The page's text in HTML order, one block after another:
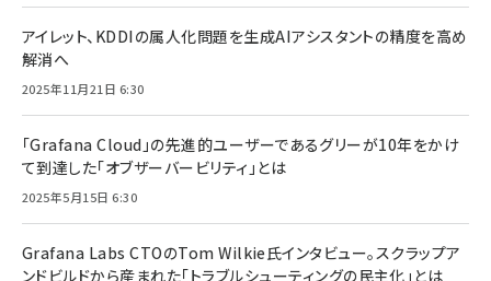
アイレット、KDDIの属人化問題を生成AIアシスタントの精度を高め
解消へ
2025年11月21日 6:30
「Grafana Cloud」の先進的ユーザーであるグリーが10年をかけ
て到達した「オブザーバービリティ」とは
2025年5月15日 6:30
Grafana Labs CTOのTom Wilkie氏インタビュー。スクラップア
ンドビルドから産まれた「トラブルシューティングの民主化」とは